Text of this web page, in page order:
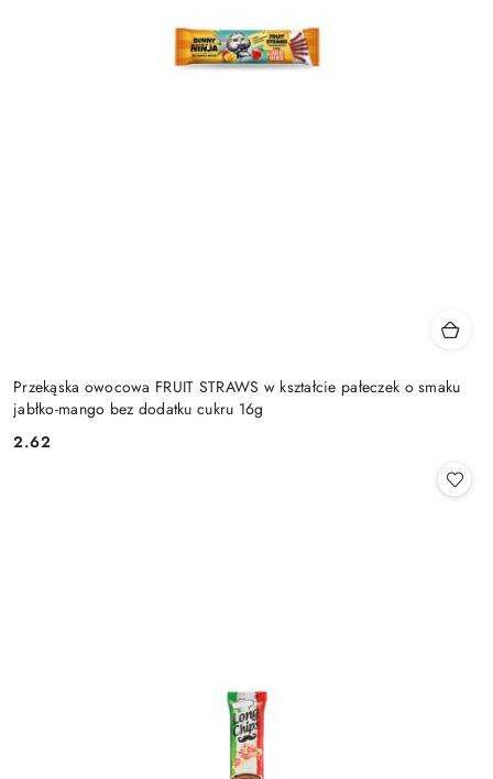
Przekąska owocowa FRUIT STRAWS w kształcie pałeczek o smaku
jabłko-mango bez dodatku cukru 16g
Cena:
2.62